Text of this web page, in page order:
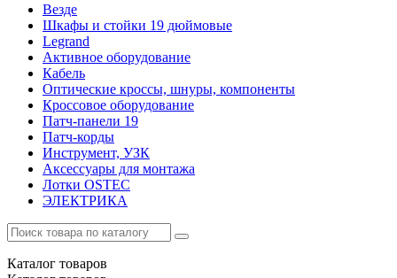
Везде
Шкафы и стойки 19 дюймовые
Legrand
Активное оборудование
Кабель
Оптические кроссы, шнуры, компоненты
Кроссовое оборудование
Патч-панели 19
Патч-корды
Инструмент, УЗК
Аксессуары для монтажа
Лотки OSTEC
ЭЛЕКТРИКА
Каталог товаров